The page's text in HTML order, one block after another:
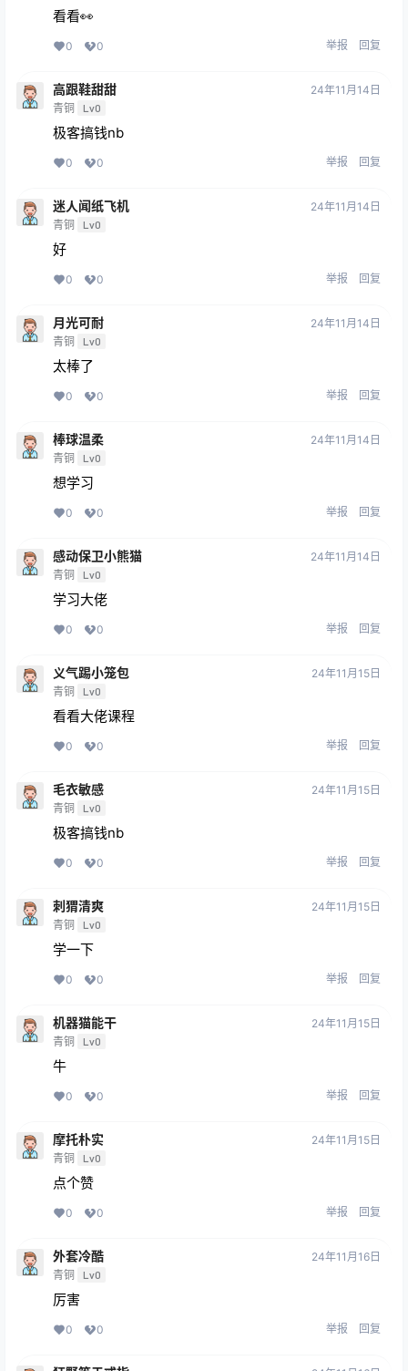
看看👀
0 0 举报 回复
高跟鞋甜甜
青铜 Lv0
24年11月14日
极客搞钱nb
0 0 举报 回复
迷人闻纸飞机
青铜 Lv0
24年11月14日
好
0 0 举报 回复
月光可耐
青铜 Lv0
24年11月14日
太棒了
0 0 举报 回复
棒球温柔
青铜 Lv0
24年11月14日
想学习
0 0 举报 回复
感动保卫小熊猫
青铜 Lv0
24年11月14日
学习大佬
0 0 举报 回复
义气踢小笼包
青铜 Lv0
24年11月15日
看看大佬课程
0 0 举报 回复
毛衣敏感
青铜 Lv0
24年11月15日
极客搞钱nb
0 0 举报 回复
刺猬清爽
青铜 Lv0
24年11月15日
学一下
0 0 举报 回复
机器猫能干
青铜 Lv0
24年11月15日
牛
0 0 举报 回复
摩托朴实
青铜 Lv0
24年11月15日
点个赞
0 0 举报 回复
外套冷酷
青铜 Lv0
24年11月16日
厉害
0 0 举报 回复